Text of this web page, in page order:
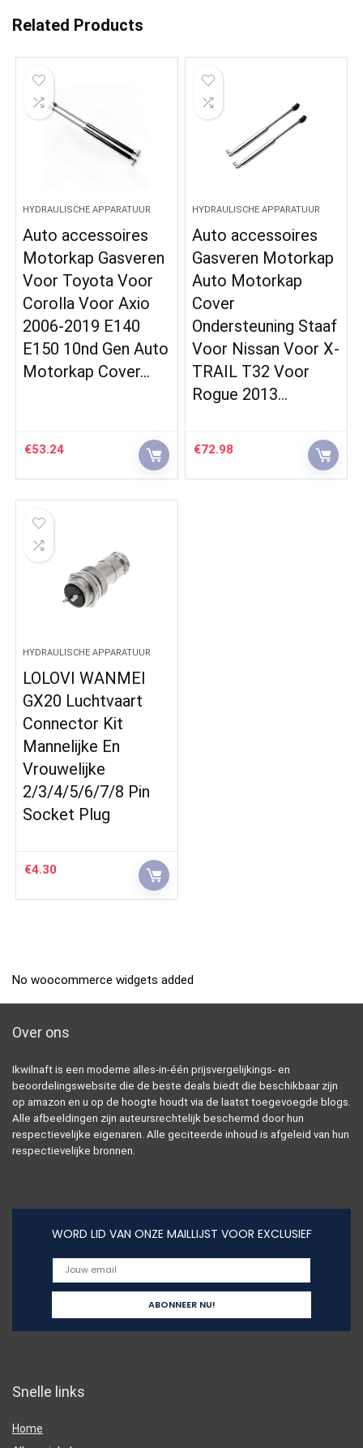
Related Products
HYDRAULISCHE APPARATUUR
Auto accessoires
Motorkap Gasveren
Voor Toyota Voor
Corolla Voor Axio
2006-2019 E140
E150 10nd Gen Auto
Motorkap Cover…
€53.24
HYDRAULISCHE APPARATUUR
Auto accessoires
Gasveren Motorkap
Auto Motorkap
Cover
Ondersteuning Staaf
Voor Nissan Voor X-
TRAIL T32 Voor
Rogue 2013…
€72.98
HYDRAULISCHE APPARATUUR
LOLOVI WANMEI
GX20 Luchtvaart
Connector Kit
Mannelijke En
Vrouwelijke
2/3/4/5/6/7/8 Pin
Socket Plug
€4.30
No woocommerce widgets added
Over ons
Ikwilnaft is een moderne alles-in-één prijsvergelijkings- en
beoordelingswebsite die de beste deals biedt die beschikbaar zijn
op amazon en u op de hoogte houdt via de laatst toegevoegde blogs.
Alle afbeeldingen zijn auteursrechtelijk beschermd door hun
respectievelijke eigenaren. Alle geciteerde inhoud is afgeleid van hun
respectievelijke bronnen.
WORD LID VAN ONZE MAILLIJST VOOR EXCLUSIEF
Snelle links
Home